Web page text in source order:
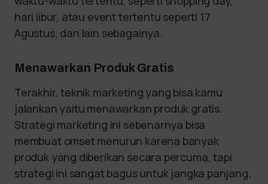
hari libur, atau event tertentu seperti 17
Agustus, dan lain sebagainya.
Menawarkan Produk Gratis
Terakhir, teknik marketing yang bisa kamu
jalankan yaitu menawarkan produk gratis.
Strategi marketing ini sebenarnya bisa
membuat omset menurun karena banyak
produk yang diberikan secara percuma, tapi
strategi ini sangat bagus untuk jangka panjang.